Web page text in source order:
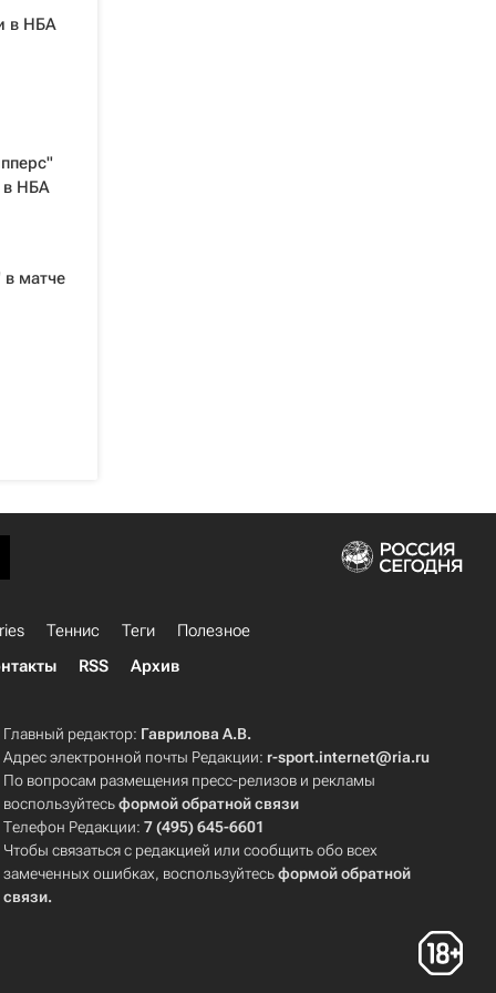
в НБА
в НБА
матче
Теннис Теги
Полезное
RSS Архив
Главный редактор: Гаврилова А.В.
Адрес электронной почты Редакции: r-sport.internet@ria.ru
По вопросам размещения пресс-релизов и рекламы
воспользуйтесьформой обратной связи
Телефон Редакции:7 (495) 645-6601
Чтобы связаться с редакцией или сообщить обо всех
замеченных ошибках, воспользуйтесьформой обратной
связи.